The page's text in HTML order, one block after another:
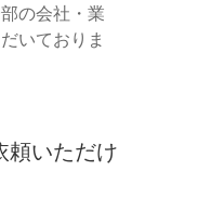
の会社・業
いておりま
頼いただけ